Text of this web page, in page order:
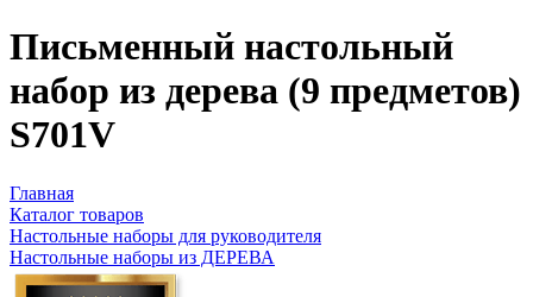
Письменный настольный
набор из дерева (9 предметов)
S701V
Главная
Каталог товаров
Настольные наборы для руководителя
Настольные наборы из ДЕРЕВА